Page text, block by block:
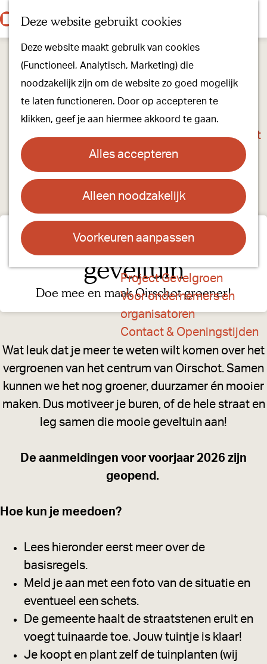
Deze website gebruikt cookies
Deze website maakt gebruik van cookies
(Functioneel, Analytisch, Marketing) die
noodzakelijk zijn om de website zo goed mogelijk
te laten functioneren. Door op accepteren te
klikken, geef je aan hiermee akkoord te gaan.
Alles accepteren
Alleen noodzakelijk
Voorkeuren aanpassen
G
m
K
a
r
t
Z
e
k
e
n
e
n
u
Onze winkels
Kunst & Cultuur
Ons Kloosterpad
Plan je bezoek
Overnachten
Toeristisch Informatiepunt
Groepsactiviteiten
Voor kinderen
Hoe kom je er & Parkeren
Over ons
Onze evenementen
Project Gevelgroen
Voor ondernemers en
organisatoren
Contact & Openingstijden
Maak je eigen
geveltuin
Doe mee en maak Oirschot groener!
Wat leuk dat je meer te weten wilt komen over het
vergroenen van het centrum van Oirschot. Samen
kunnen we het nog groener, duurzamer én mooier
maken. Dus motiveer je buren, of de hele straat en
leg samen die mooie geveltuin aan!
De aanmeldingen voor voorjaar 2026 zijn
geopend.
Hoe kun je meedoen?
Lees hieronder eerst meer over de
basisregels.
Meld je aan met een foto van de situatie en
eventueel een schets.
De gemeente haalt de straatstenen eruit en
voegt tuinaarde toe. Jouw tuintje is klaar!
Je koopt en plant zelf de tuinplanten (wij